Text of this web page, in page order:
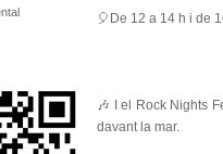
🎈De 12 a 14 h i de
🎶 I el Rock Nights
davant la mar.